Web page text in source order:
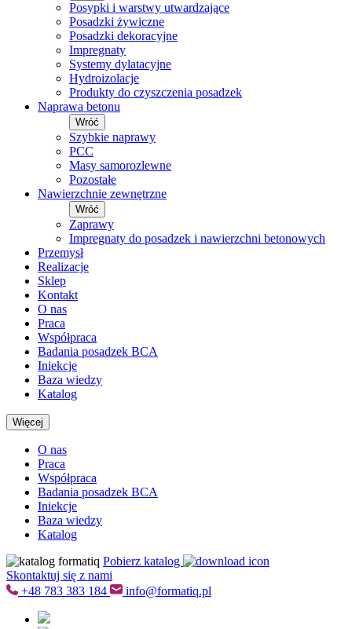
Posypki i warstwy utwardzające
Posadzki żywiczne
Posadzki dekoracyjne
Impregnaty
Systemy dylatacyjne
Hydroizolacje
Produkty do czyszczenia posadzek
Naprawa betonu
Wróć
Szybkie naprawy
PCC
Masy samorozlewne
Pozostałe
Nawierzchnie zewnętrzne
Wróć
Zaprawy
Impregnaty do posadzek i nawierzchni betonowych
Przemysł
Realizacje
Sklep
Kontakt
O nas
Praca
Współpraca
Badania posadzek BCA
Iniekcje
Baza wiedzy
Katalog
Więcej
O nas
Praca
Współpraca
Badania posadzek BCA
Iniekcje
Baza wiedzy
Katalog
Pobierz katalog
Skontaktuj się z nami
+48783 383 184 info@formatiq.pl